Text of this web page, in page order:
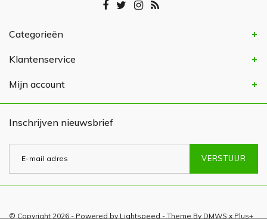
Categorieën
Klantenservice
Mijn account
Inschrijven nieuwsbrief
VERSTUUR
© Copyright 2026 - Powered by Lightspeed - Theme By DMWS x Plus+